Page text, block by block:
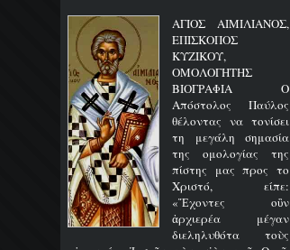
ΑΓΙΟΣ ΑΙΜΙΛΙΑΝΟΣ,
ΕΠΙΣΚΟΠΟΣ
ΚΥΖΙΚΟΥ,
ΟΜΟΛΟΓΗΤΗΣ
ΒΙΟΓΡΑΦΙΑ Ο
Απόστολος Παύλος
θέλοντας να τονίσει
τη μεγάλη σημασία
της ομολογίας της
πίστης μας προς το
Χριστό, είπε:
«Ἔχοντες οὒν
ἀρχιερέα μέγαν
διεληλυθότα τοὺς